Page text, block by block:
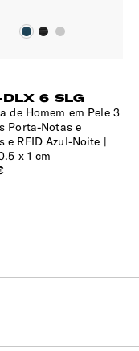
DLX 6 SLG
de Homem em Pele 3
Porta-Notas e
e RFID Azul-Noite
x 1 cm